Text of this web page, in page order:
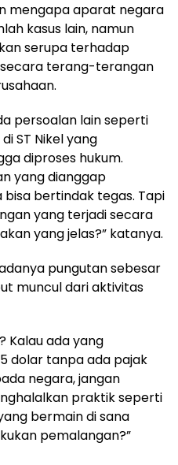
mengapa aparat negara
kasus lain, namun
serupa terhadap
terang-terangan
persoalan lain seperti
ST Nikel yang
diproses hukum.
yang dianggap
bertindak tegas. Tapi
yang terjadi secara
yang jelas?” katanya.
pungutan sebesar
muncul dari aktivitas
Kalau ada yang
dolar tanpa ada pajak
negara, jangan
praktik seperti
bermain di sana
pemalangan?”